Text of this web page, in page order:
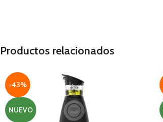
alta calidad sistema de afilado de cuchillos
Una ranura de cerámica gruesa para pulir; Y
una ranura de cerámica fina para terminar y
pulir
Simplemente coloque la hoja la ranura de
afilado y tire hacia atrás en un movimiento
Productos relacionados
-43%
NUEVO